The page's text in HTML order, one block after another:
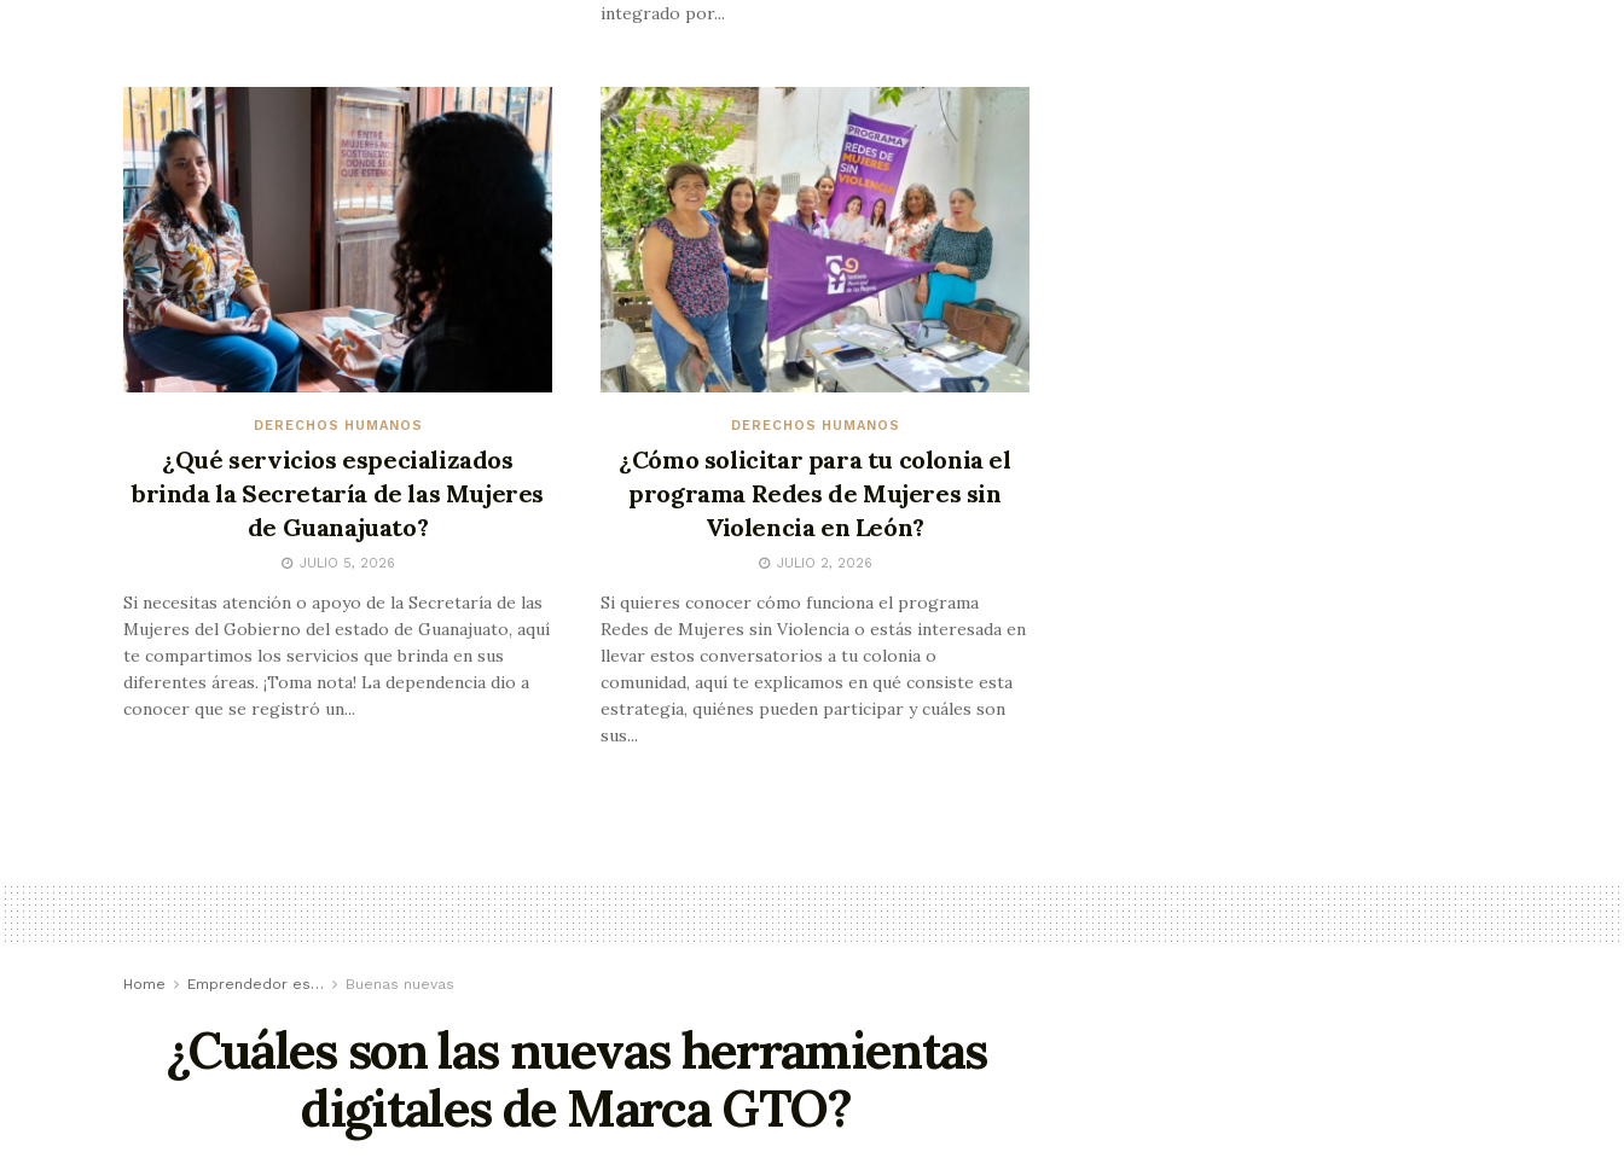
integrado por...
DERECHOS HUMANOS
¿Qué servicios especializados
brinda la Secretaría de las Mujeres
de Guanajuato?
JULIO 5, 2026
Si necesitas atención o apoyo de la Secretaría de las
Mujeres del Gobierno del estado de Guanajuato, aquí
te compartimos los servicios que brinda en sus
diferentes áreas. ¡Toma nota! La dependencia dio a
conocer que se registró un...
DERECHOS HUMANOS
¿Cómo solicitar para tu colonia el
programa Redes de Mujeres sin
Violencia en León?
JULIO 2, 2026
Si quieres conocer cómo funciona el programa
Redes de Mujeres sin Violencia o estás interesada en
llevar estos conversatorios a tu colonia o
comunidad, aquí te explicamos en qué consiste esta
estrategia, quiénes pueden participar y cuáles son
sus...
Home Emprendedor es… Buenas nuevas
¿Cuáles son las nuevas herramientas
digitales de Marca GTO?